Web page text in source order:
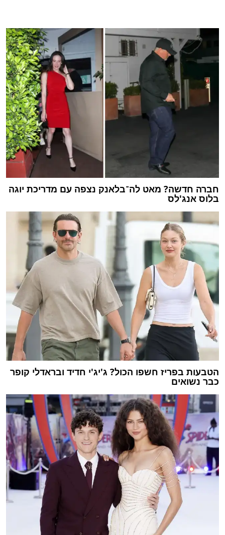
חברה חדשה? מאט לה־בלאנק נצפה עם מדריכת יוגה
בלוס אנג'לס
הטבעות בפריז חשפו הכול? ג'יג'י חדיד ובראדלי קופר
כבר נשואים